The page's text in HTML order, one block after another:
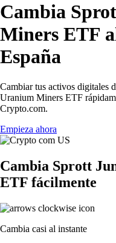
Cambia
Miners ETF
España
Cambiar tus activos digitales
Uranium Miners ETF
Crypto.com.
Empieza ahora
Cambia Sprott
ETF fácilmente
Cambia casi al instante